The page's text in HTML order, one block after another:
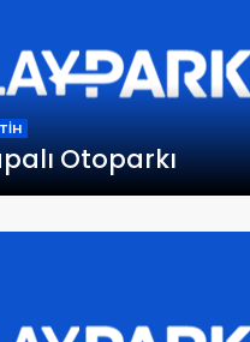
Otoparkı